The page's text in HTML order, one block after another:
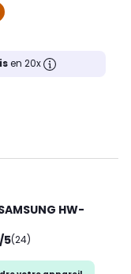
en 20x
HW-
5(24)